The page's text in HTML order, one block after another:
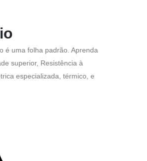
é uma folha padrão. Aprenda
superior, Resistência à
especializada, térmico, e